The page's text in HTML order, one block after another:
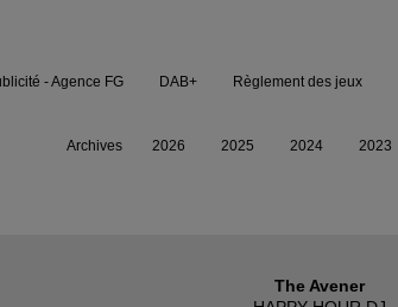
The Avener
- Agence FG DAB+ Règlement des jeux
Archives 2026 2025 2024 2023